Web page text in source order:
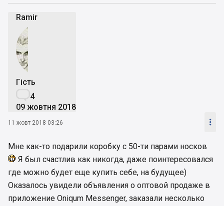
Ramir
Гість
4
09 жовтня 2018
11 жовт 2018 03:26 
Мне как-то подарили коробку с 50-ти парами носков
Я был счастлив как никогда, даже поинтересовался
где можно будет еще купить себе, на будущее)
Оказалось увидели объявления о оптовой продаже в
приложение Oniqum Messenger, заказали несколько